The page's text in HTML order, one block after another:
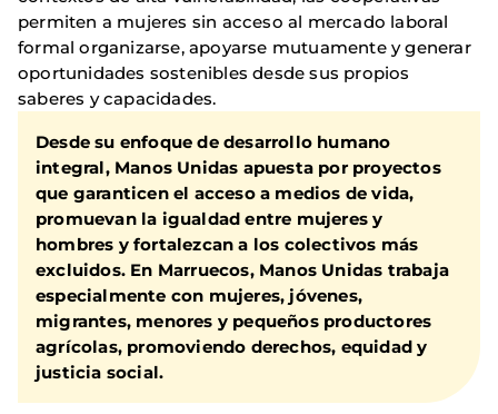
permiten a mujeres sin acceso al mercado laboral
formal organizarse, apoyarse mutuamente y generar
oportunidades sostenibles desde sus propios
saberes y capacidades.
Desde su enfoque de desarrollo humano
integral, Manos Unidas apuesta por proyectos
que garanticen el acceso a medios de vida,
promuevan la igualdad entre mujeres y
hombres y fortalezcan a los colectivos más
excluidos. En Marruecos, Manos Unidas trabaja
especialmente con mujeres, jóvenes,
migrantes, menores y pequeños productores
agrícolas, promoviendo derechos, equidad y
justicia social.